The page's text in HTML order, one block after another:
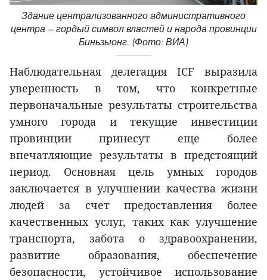
Здание централизованного административного
центра — гордый символ властей и народа провинции
Биньзыонг. (Фото: ВИА)
Наблюдательная делегация ICF выразила
уверенность в том, что конкретные
первоначальные результаты строительства
умного города и текущие инвестиции
провинции принесут еще более
впечатляющие результаты в предстоящий
период. Основная цель умных городов
заключается в улучшении качества жизни
людей за счет предоставления более
качественных услуг, таких как улучшение
транспорта, забота о здравоохранении,
развитие образования, обеспечение
безопасности, устойчивое использование